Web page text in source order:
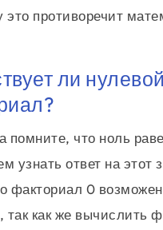
это противоречит
ли нулевой
помните, что ноль
узнать ответ на этот
факториал 0 возможен
так как же вычислить